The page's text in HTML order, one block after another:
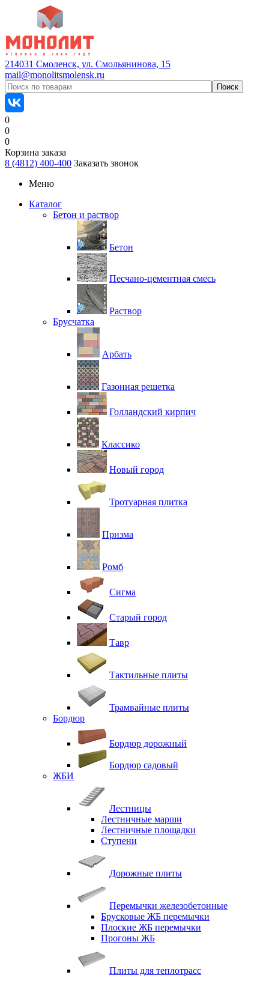
214031 Смоленск, ул. Смольянинова, 15
mail@monolitsmolensk.ru
0
0
0
Корзина заказа
8 (4812) 400-400 Заказать звонок
Меню
Каталог
Бетон и раствор
Бетон
Песчано-цементная смесь
Раствор
Брусчатка
Арбать
Газонная решетка
Голландский кирпич
Классико
Новый город
Тротуарная плитка
Призма
Ромб
Сигма
Старый город
Тавр
Тактильные плиты
Трамвайные плиты
Бордюр
Бордюр дорожный
Бордюр садовый
ЖБИ
Лестницы
Лестничные марши
Лестничные площадки
Ступени
Дорожные плиты
Перемычки железобетонные
Брусковые ЖБ перемычки
Плоские ЖБ перемычки
Прогоны ЖБ
Плиты для теплотрасс